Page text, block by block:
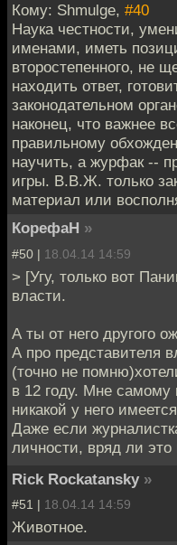
Кому: Shmulge, #40
Наука честности,
именами, иметь
второстепенного, не
находить ответ,
законодательном
наконец, что важнее
правильному
научить, а журфак --
игры. В.В.Ж. только
материал или
КорефаН »
#50 | 18.04.14 14:59
> [Угу, только вот
власти.
А ты от него другого
А про представителя
(точно не
в 12 году. Мне самому
никакой у него
Даже если
личности, вряд ли это
Rick Rockatansky »
#51 | 18.04.14 14:59
Животное.